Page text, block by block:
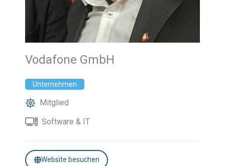
Vodafone GmbH
Unternehmen
Mitglied
Software & IT
Website besuchen